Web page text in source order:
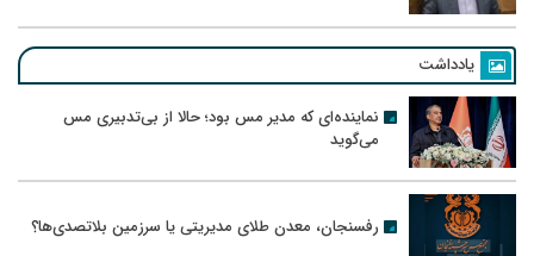
یادداشت
نماینده‌ای که مدیر مس بود؛ حالا از بی‌تدبیری مس
می‌گوید
رفسنجان، معدن طلای مدیریتی یا سرزمین بلاتصدی‌ها؟